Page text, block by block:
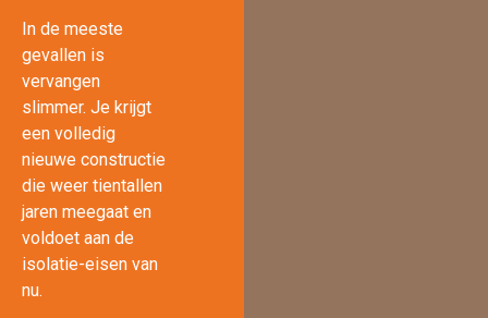
In de meeste
gevallen is
vervangen
slimmer. Je krijgt
een volledig
nieuwe constructie
die weer tientallen
jaren meegaat en
voldoet aan de
isolatie-eisen van
nu.